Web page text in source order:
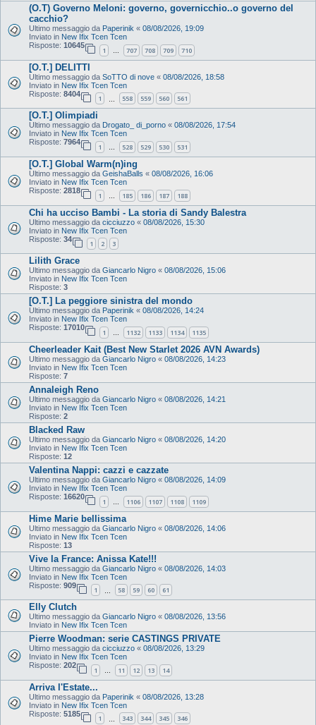
(O.T) Governo Meloni: governo, governicchio..o governo del
cacchio?
Ultimo messaggio da Paperinik « 08/08/2026, 19:09
Inviato in New Ifix Tcen Tcen
Risposte: 10645
1 … 707 708 709 710
[O.T.] DELITTI
Ultimo messaggio da SoTTO di nove « 08/08/2026, 18:58
Inviato in New Ifix Tcen Tcen
Risposte: 8404
1 558 559 560 561
[O.T.] Olimpiadi
Ultimo messaggio da Drogato_ di_porno « 08/08/2026, 17:54
Inviato in New Ifix Tcen Tcen
Risposte: 7964
1 … 528 529 530 531
[O.T.] Global Warm(n)ing
Ultimo messaggio da GeishaBalls « 08/08/2026, 16:06
Inviato in New Ifix Tcen Tcen
Risposte: 2818
1 … 185 186 187 188
Chi ha ucciso Bambi - La storia di Sandy Balestra
Ultimo messaggio da cicciuzzo « 08/08/2026, 15:30
Inviato in New Ifix Tcen Tcen
Risposte: 34
1 2 3
Lilith Grace
Ultimo messaggio da Giancarlo Nigro « 08/08/2026, 15:06
Inviato in New Ifix Tcen Tcen
Risposte: 3
[O.T.] La peggiore sinistra del mondo
Ultimo messaggio da Paperinik « 08/08/2026, 14:24
Inviato in New Ifix Tcen Tcen
Risposte: 17010
1 … 1132 1133 1134 1135
Cheerleader Kait (Best New Starlet 2026 AVN Awards)
Ultimo messaggio da Giancarlo Nigro « 08/08/2026, 14:23
Inviato in New Ifix Tcen Tcen
Risposte: 7
Annaleigh Reno
Ultimo messaggio da Giancarlo Nigro « 08/08/2026, 14:21
Inviato in New Ifix Tcen Tcen
Risposte: 2
Blacked Raw
Ultimo messaggio da Giancarlo Nigro « 08/08/2026, 14:20
Inviato in New Ifix Tcen Tcen
Risposte: 12
Valentina Nappi: cazzi e cazzate
Ultimo messaggio da Giancarlo Nigro « 08/08/2026, 14:09
Inviato in New Ifix Tcen Tcen
Risposte: 16620
1 … 1106 1107 1108 1109
Hime Marie bellissima
Ultimo messaggio da Giancarlo Nigro « 08/08/2026, 14:06
Inviato in New Ifix Tcen Tcen
Risposte: 13
Vive la France: Anissa Kate!!!
Ultimo messaggio da Giancarlo Nigro « 08/08/2026, 14:03
Inviato in New Ifix Tcen Tcen
Risposte: 909
1 58 59 60 61
Elly Clutch
Ultimo messaggio da Giancarlo Nigro « 08/08/2026, 13:56
Inviato in New Ifix Tcen Tcen
Pierre Woodman: serie CASTINGS PRIVATE
Ultimo messaggio da cicciuzzo « 08/08/2026, 13:29
Inviato in New Ifix Tcen Tcen
Risposte: 202
1 … 11 12 13 14
Arriva l'Estate...
Ultimo messaggio da Paperinik « 08/08/2026, 13:28
Inviato in New Ifix Tcen Tcen
Risposte: 5185
1 343 344 345 346